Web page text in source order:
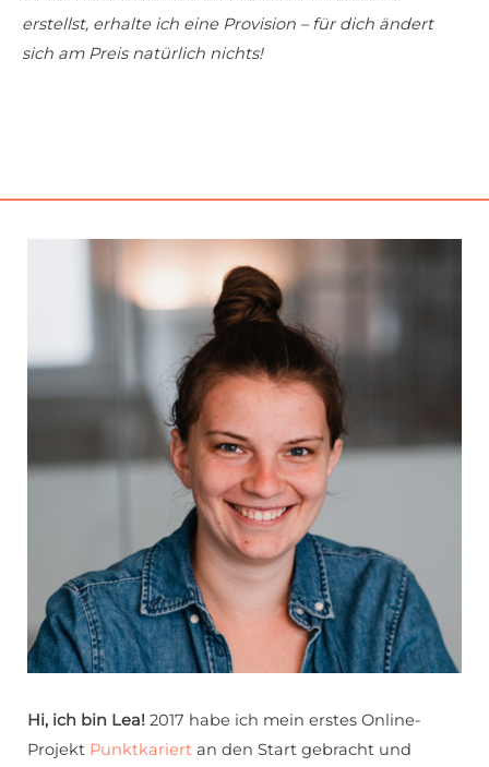
erstellst, erhalte ich eine Provision – für dich ändert
sich am Preis natürlich nichts!
Hi, ich bin Lea! 2017 habe ich mein erstes Online-
Projekt Punktkariert an den Start gebracht und